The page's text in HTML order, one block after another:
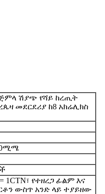
ሽያጭ የሻይ ከረጢት
መደርደሪያ ከ8 አክሬሊክስ
የተዘረጋ ፊልም እና
ውስጥ አንድ ላይ ተያይዘው